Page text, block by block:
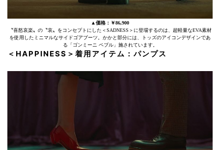
▲価格：￥86,900
〝喜怒哀楽〟の〝哀〟をコンセプトにした＜SADNESS＞に登場するのは、超軽量なEVA素材
を使用したミニマルなサイドゴアブーツ。かかと部分には、トッズのアイコンデザインであ
る「ゴンミーニ ペブル」施されています。
＜HAPPINESS＞着用アイテム：パンプス